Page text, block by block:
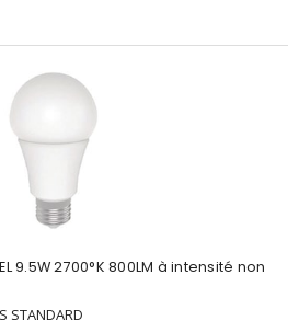
9.5W 2700°K 800LM à intensité non
STANDARD